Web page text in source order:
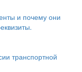
и почему они
транспортной